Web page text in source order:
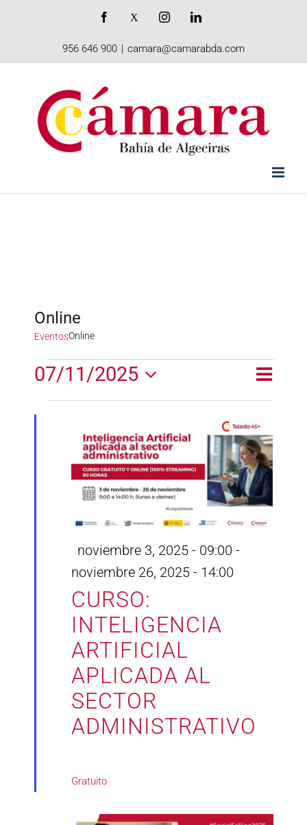
Facebook InstagramLinkedIn
956 646 900 | camara@camarabda.com
Online
EventosOnline
Eventos
en
noviembre
2025
vistas
de
Día
07/11/2025
Selecciona
la
fecha.
CURSO:
INTELIGENCIA
ARTIFICIAL
APLICADA AL
SECTOR
ADMINISTRATIVO
Destacado
noviembre 3, 2025 - 09:00 -
noviembre 26, 2025 - 14:00
Gratuito